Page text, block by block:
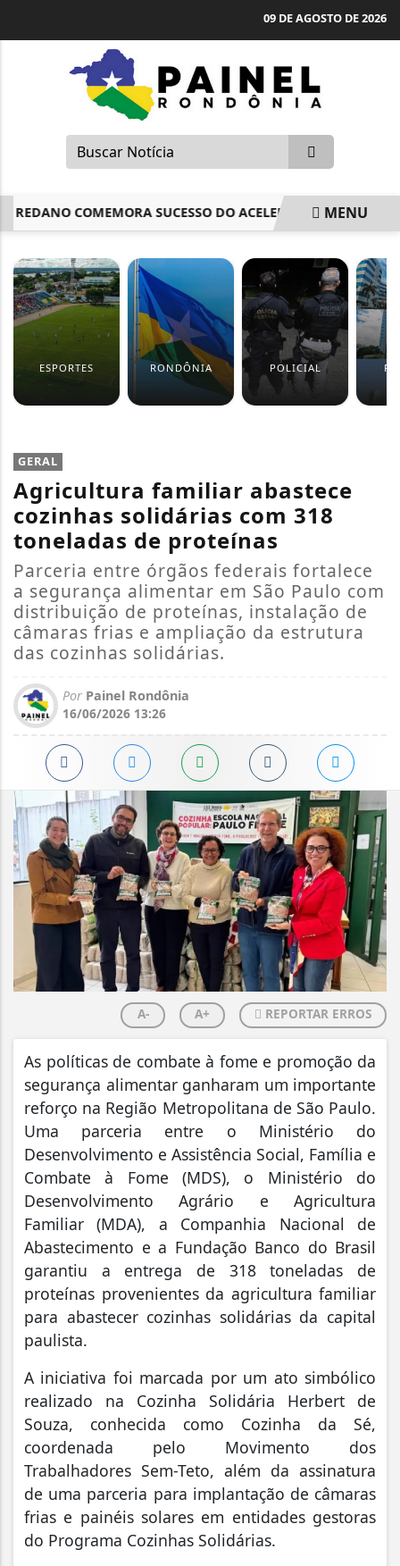
09 DE AGOSTO DE 2026
COMEMORA SUCESSO DO ACELERO ENEM EM OURO
MENU
ESPORTES RONDÔNIA POLICIAL
GERAL
Agricultura familiar abastece
cozinhas solidárias com 318
toneladas de proteínas
Parceria entre órgãos federais fortalece
a segurança alimentar em São Paulo com
distribuição de proteínas, instalação de
câmaras frias e ampliação da estrutura
das cozinhas solidárias.
Por Painel Rondônia
16/06/2026 13:26
A- A+ REPORTAR ERROS
As políticas de combate à fome e promoção da
segurança alimentar ganharam um importante
reforço na Região Metropolitana de São Paulo.
Uma parceria entre o Ministério do
Desenvolvimento e Assistência Social, Família e
Combate à Fome (MDS), o Ministério do
Desenvolvimento Agrário e Agricultura
Familiar (MDA), a Companhia Nacional de
Abastecimento e a Fundação Banco do Brasil
garantiu a entrega de 318 toneladas de
proteínas provenientes da agricultura familiar
para abastecer cozinhas solidárias da capital
paulista.
A iniciativa foi marcada por um ato simbólico
realizado na Cozinha Solidária Herbert de
Souza, conhecida como Cozinha da Sé,
coordenada pelo Movimento dos
Trabalhadores Sem-Teto, além da assinatura
de uma parceria para implantação de câmaras
frias e painéis solares em entidades gestoras
do Programa Cozinhas Solidárias.